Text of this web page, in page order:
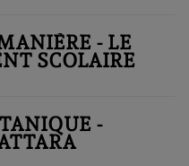
- LE
SCOLAIRE
-